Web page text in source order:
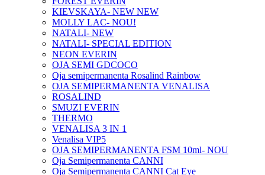
KIEVSKAYA- NEW NEW
MOLLY LAC- NOU!
NATALI- NEW
NATALI- SPECIAL EDITION
NEON EVERIN
OJA SEMI GDCOCO
Oja semipermanenta Rosalind Rainbow
OJA SEMIPERMANENTA VENALISA
ROSALIND
SMUZI EVERIN
THERMO
VENALISA 3 IN 1
Venalisa VIP5
OJA SEMIPERMANENTA FSM 10ml- NOU
Oja Semipermanenta CANNI
Oja Semipermanenta CANNI Cat Eye